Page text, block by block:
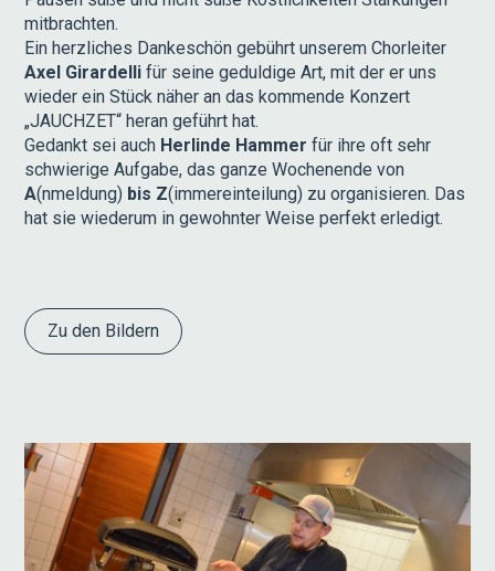
mitbrachten.
Ein herzliches Dankeschön gebührt unserem Chorleiter
Axel Girardelli für seine geduldige Art, mit der er uns
wieder ein Stück näher an das kommende Konzert
„JAUCHZET“ heran geführt hat.
Gedankt sei auch Herlinde Hammer für ihre oft sehr
schwierige Aufgabe, das ganze Wochenende von
A(nmeldung) bis Z(immereinteilung) zu organisieren. Das
hat sie wiederum in gewohnter Weise perfekt erledigt.
Zu den Bildern